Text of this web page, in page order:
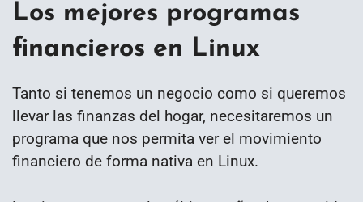
Los mejores programas
financieros en Linux
Tanto si tenemos un negocio como si queremos
llevar las finanzas del hogar, necesitaremos un
programa que nos permita ver el movimiento
financiero de forma nativa en Linux.